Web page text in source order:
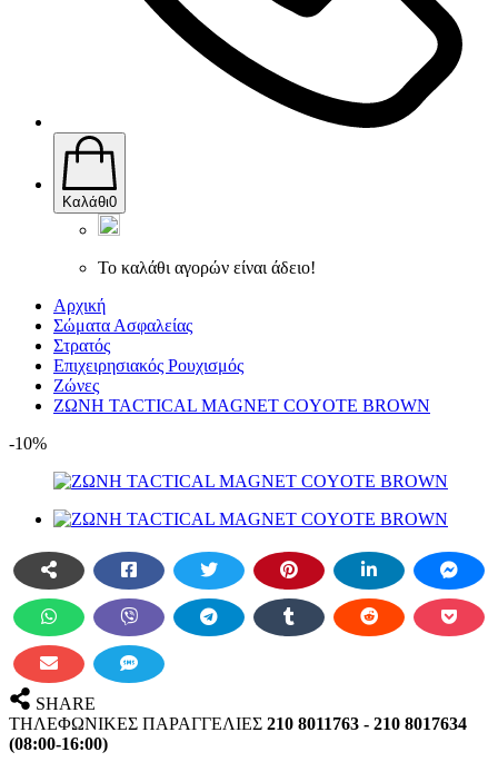
Καλάθι0
Το καλάθι αγορών είναι άδειο!
Αρχική
Σώματα Ασφαλείας
Στρατός
Επιχειρησιακός Ρουχισμός
Ζώνες
ΖΩΝΗ TACTICAL MAGNET COYOTE BROWN
-10%
SHARE
ΤΗΛΕΦΩΝΙΚΕΣ ΠΑΡΑΓΓΕΛΙΕΣ 210 8011763 - 210 8017634
(08:00-16:00)